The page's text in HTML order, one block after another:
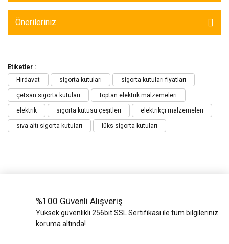
Önerileriniz
Etiketler :
Hırdavat
sigorta kutuları sigorta kutuları fiyatları
çetsan sigorta kutuları toptan elektrik malzemeleri
elektrik sigorta kutusu çeşitleri elektrikçi malzemeleri
sıva altı sigorta kutuları lüks sigorta kutuları
%100 Güvenli Alışveriş
Yüksek güvenlikli 256bit SSL Sertifikası ile tüm bilgileriniz
koruma altında!